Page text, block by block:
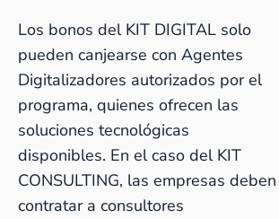
Los bonos del KIT DIGITAL solo
pueden canjearse con Agentes
Digitalizadores autorizados por el
programa, quienes ofrecen las
soluciones tecnológicas
disponibles. En el caso del KIT
CONSULTING, las empresas deben
contratar a consultores